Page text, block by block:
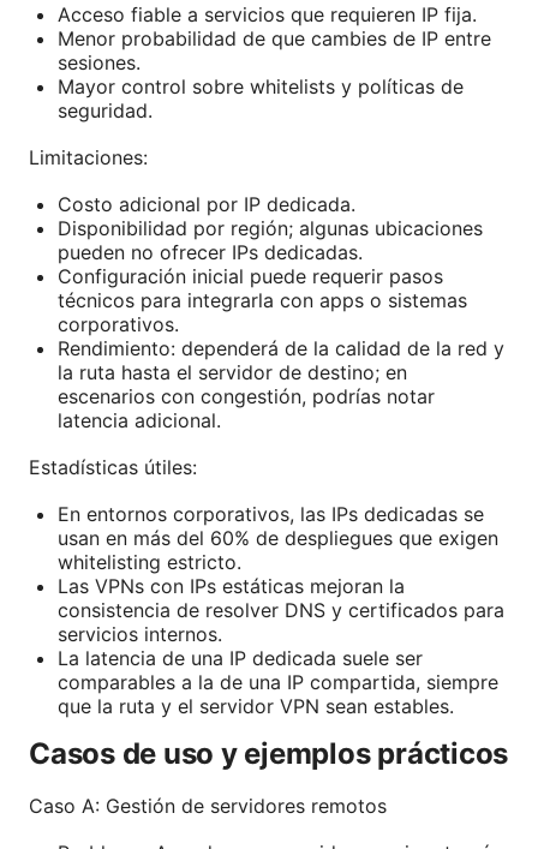
Acceso fiable a servicios que requieren IP fija.
Menor probabilidad de que cambies de IP entre
sesiones.
Mayor control sobre whitelists y políticas de
seguridad.
Limitaciones:
Costo adicional por IP dedicada.
Disponibilidad por región; algunas ubicaciones
pueden no ofrecer IPs dedicadas.
Configuración inicial puede requerir pasos
técnicos para integrarla con apps o sistemas
corporativos.
Rendimiento: dependerá de la calidad de la red y
la ruta hasta el servidor de destino; en
escenarios con congestión, podrías notar
latencia adicional.
Estadísticas útiles:
En entornos corporativos, las IPs dedicadas se
usan en más del 60% de despliegues que exigen
whitelisting estricto.
Las VPNs con IPs estáticas mejoran la
consistencia de resolver DNS y certificados para
servicios internos.
La latencia de una IP dedicada suele ser
comparables a la de una IP compartida, siempre
que la ruta y el servidor VPN sean estables.
Casos de uso y ejemplos prácticos
Caso A: Gestión de servidores remotos